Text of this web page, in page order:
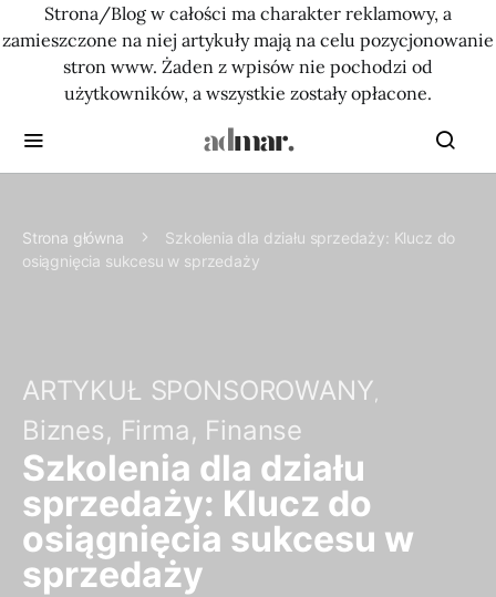
Strona/Blog w całości ma charakter reklamowy, a
zamieszczone na niej artykuły mają na celu pozycjonowanie
stron www. Żaden z wpisów nie pochodzi od
użytkowników, a wszystkie zostały opłacone.
Strona główna
Szkolenia dla działu sprzedaży: Klucz do
osiągnięcia sukcesu w sprzedaży
ARTYKUŁ SPONSOROWANY
Biznes, Firma, Finanse
Szkolenia dla działu
sprzedaży: Klucz do
osiągnięcia sukcesu w
sprzedaży